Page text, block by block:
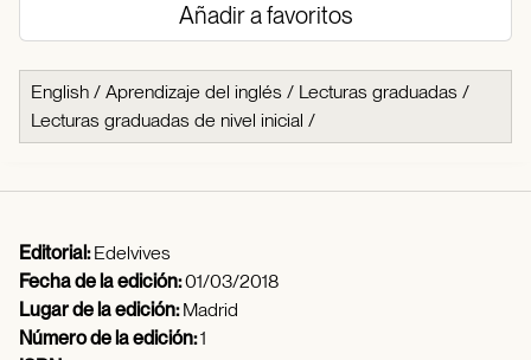
Añadir a favoritos
English / Aprendizaje del inglés / Lecturas graduadas /
Lecturas graduadas de nivel inicial /
Editorial:Edelvives
Fecha de la edición:01/03/2018
Lugar de la edición:Madrid
Número de la edición:1